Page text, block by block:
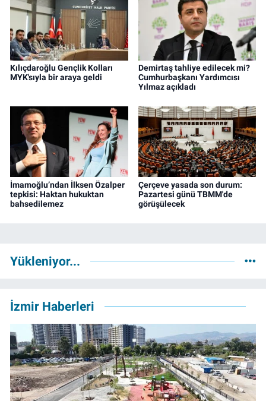
Kılıçdaroğlu Gençlik Kolları
MYK'sıyla bir araya geldi
Demirtaş tahliye edilecek mi?
Cumhurbaşkanı Yardımcısı
Yılmaz açıkladı
İmamoğlu’ndan İlksen Özalper
tepkisi: Haktan hukuktan
bahsedilemez
Çerçeve yasada son durum:
Pazartesi günü TBMM'de
görüşülecek
Yükleniyor...
İzmir Haberleri